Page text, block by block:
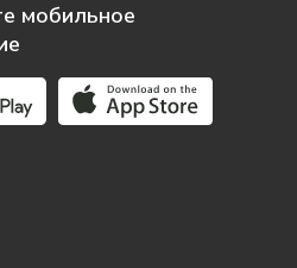
мобильное